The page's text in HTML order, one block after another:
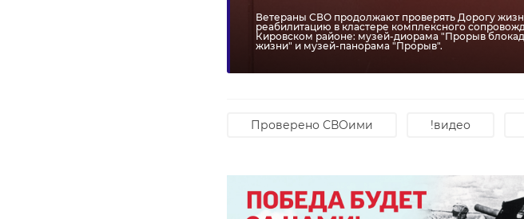
Ветераны СВО продолжают проверять Дорогу
реабилитацию в кластере комплексного
Кировском районе: музей-диорама "Прорыв
жизни" и музей-панорама "Прорыв".
Проверено СВОими !видео
Жительница
попалась в
Пулково на краже
тр ...
В
из
...